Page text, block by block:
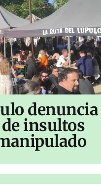
denuncia
insultos